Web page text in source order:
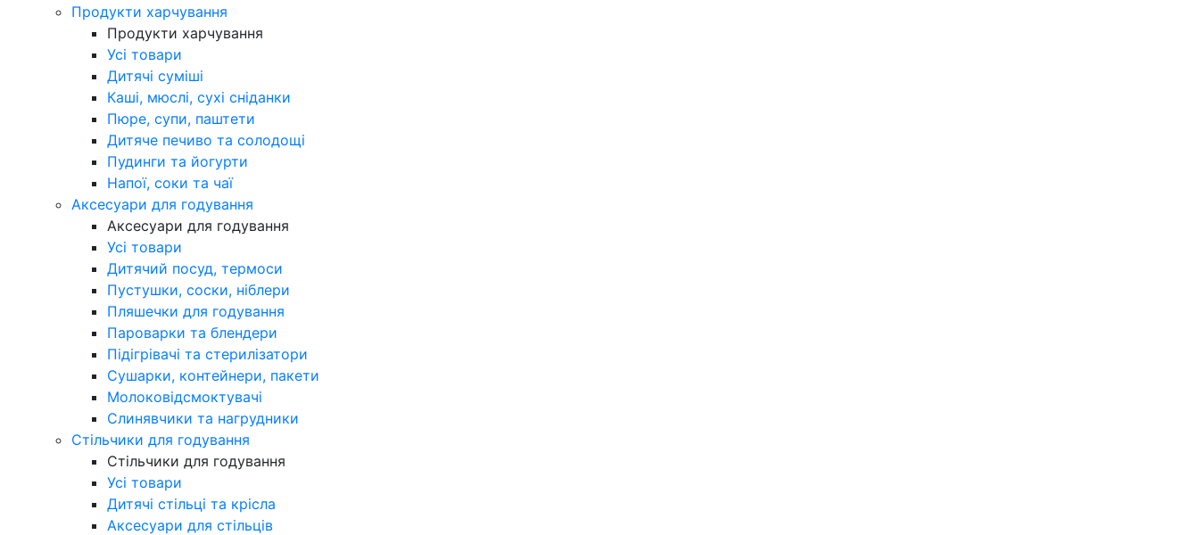
Продукти харчування
Продукти харчування
Усі товари
Дитячі суміші
Каші, мюслі, сухі сніданки
Пюре, супи, паштети
Дитяче печиво та солодощі
Пудинги та йогурти
Напої, соки та чаї
Аксесуари для годування
Аксесуари для годування
Усі товари
Дитячий посуд, термоси
Пустушки, соски, ніблери
Пляшечки для годування
Пароварки та блендери
Підігрівачі та стерилізатори
Сушарки, контейнери, пакети
Молоковідсмоктувачі
Слинявчики та нагрудники
Стільчики для годування
Стільчики для годування
Усі товари
Дитячі стільці та крісла
Аксесуари для стільців